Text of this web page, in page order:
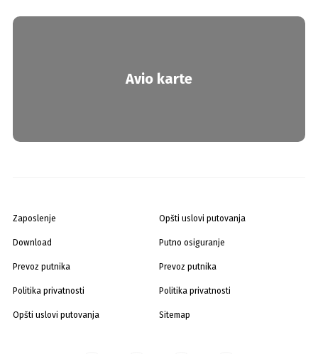
Avio karte
Zaposlenje
Download
Prevoz putnika
Politika privatnosti
Opšti uslovi putovanja
Opšti uslovi putovanja
Putno osiguranje
Prevoz putnika
Politika privatnosti
Sitemap